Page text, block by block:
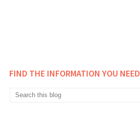
FIND THE INFORMATION YOU NEED